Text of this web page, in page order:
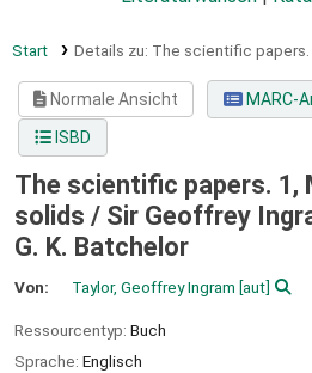
Start Details zu: The scientific papers.
Normale Ansicht
MARC-
ISBD
The scientific papers. 1,
solids / Sir Geoffrey
G. K. Batchelor
Von: Taylor, Geoffrey Ingram [aut]
Ressourcentyp: Buch
Sprache: Englisch